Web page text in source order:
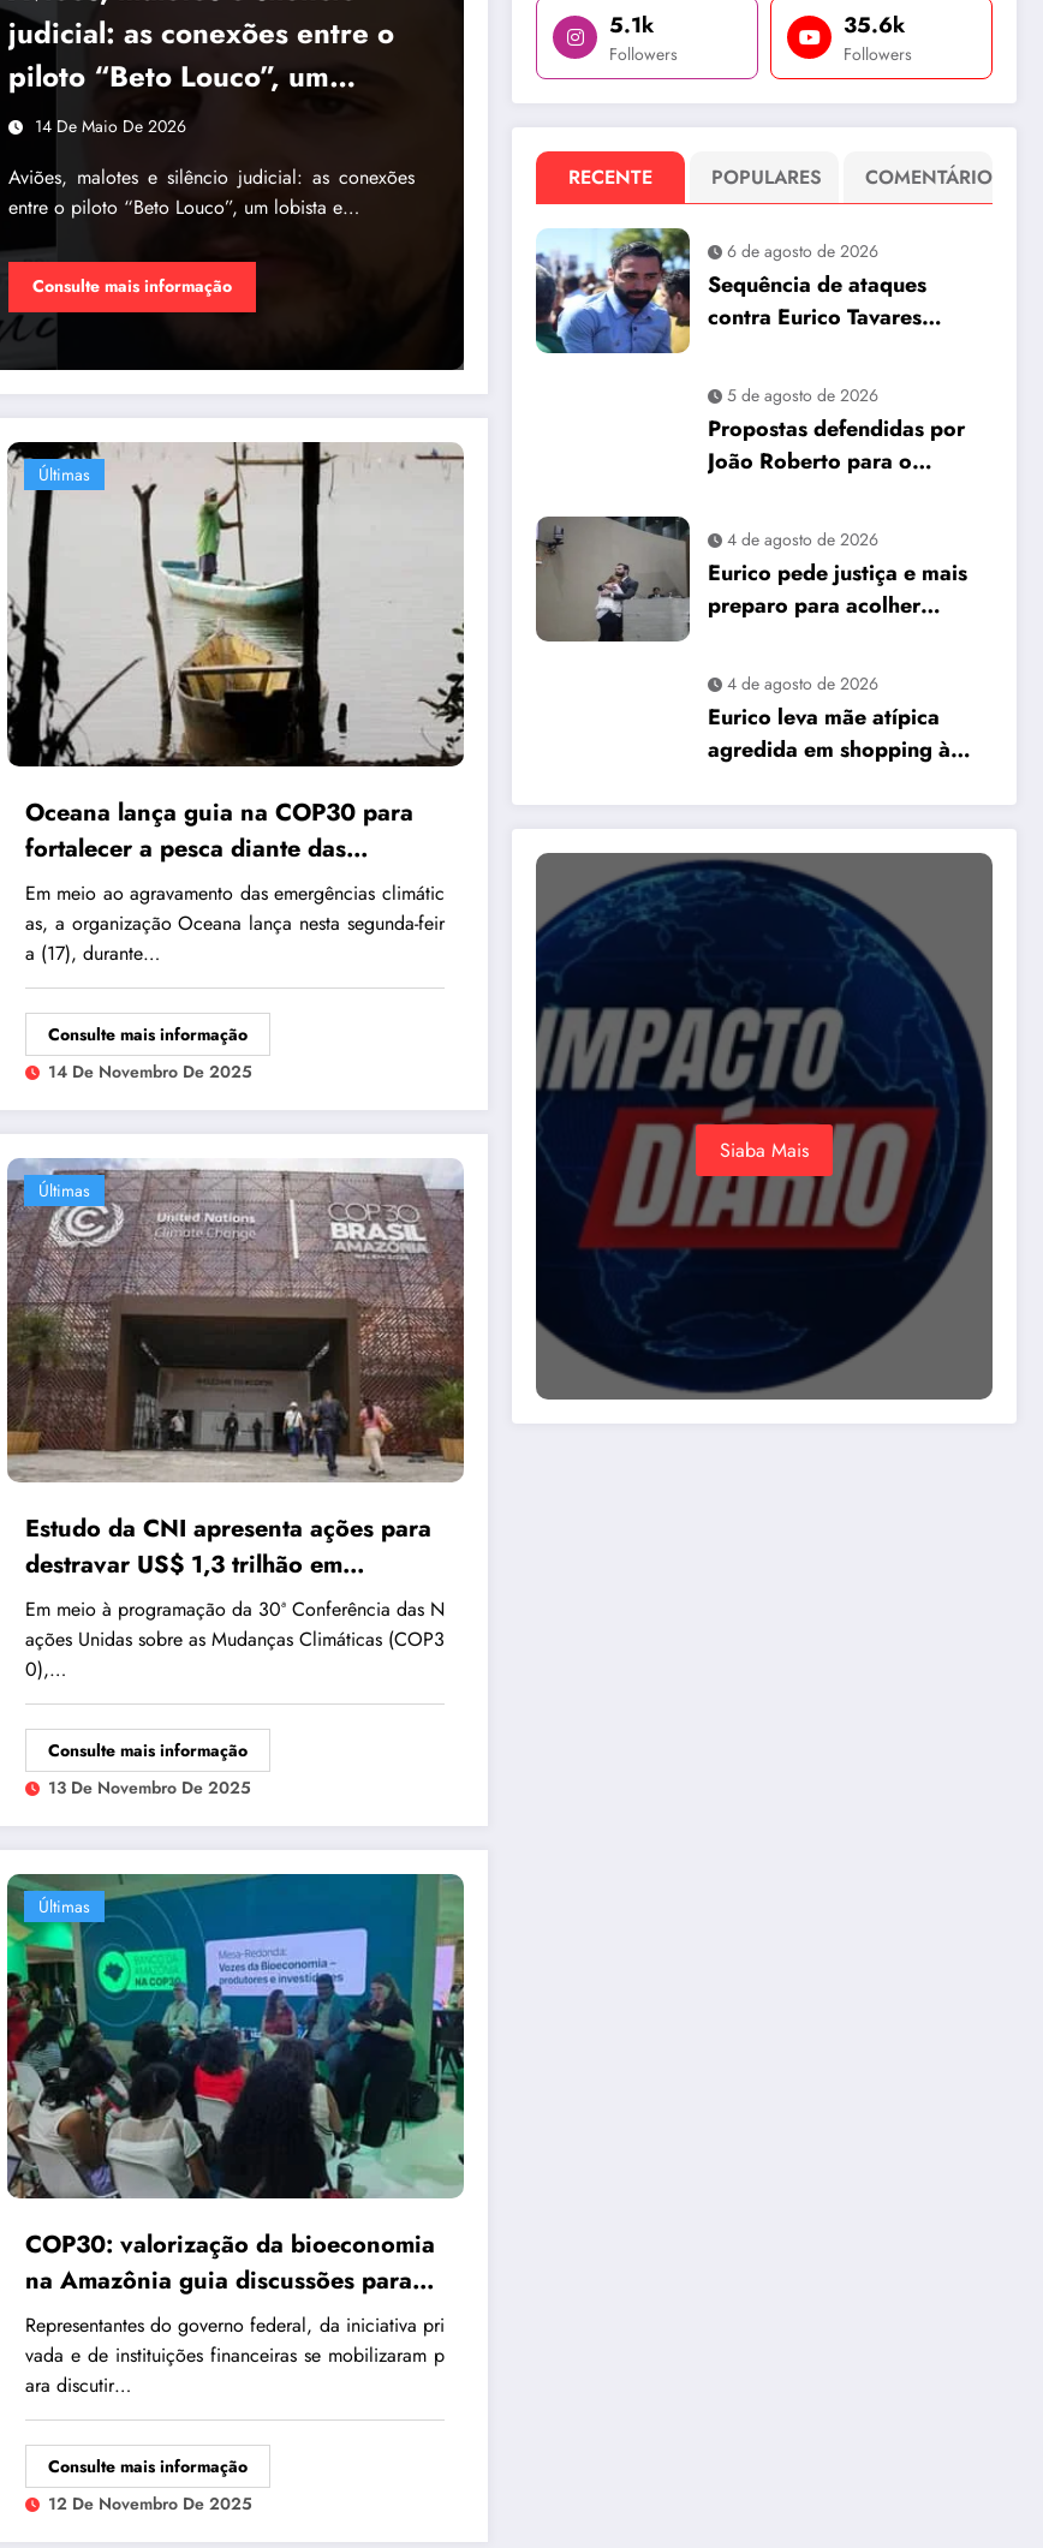
judicial: as conexões entre o
piloto “Beto Louco”, um
lobista e viagens que
incomodam Brasília
14 De Maio De 2026
Aviões, malotes e silêncio judicial: as conexões
entre o piloto “Beto Louco”, um lobista e…
Consulte mais informação
Últimas
Oceana lança guia na COP30 para
fortalecer a pesca diante das
mudanças climáticas
Em meio ao agravamento das emergências climátic
as, a organização Oceana lança nesta segunda-feir
a (17), durante…
Consulte mais informação
14 De Novembro De 2025
Últimas
Estudo da CNI apresenta ações para
destravar US$ 1,3 trilhão em
financiamento climático
Em meio à programação da 30ª Conferência das N
ações Unidas sobre as Mudanças Climáticas (COP3
0),…
Consulte mais informação
13 De Novembro De 2025
Últimas
COP30: valorização da bioeconomia
na Amazônia guia discussões para
fomentar desenvolvimento regional
sustentável
Representantes do governo federal, da iniciativa pri
vada e de instituições financeiras se mobilizaram p
ara discutir…
Consulte mais informação
12 De Novembro De 2025
5.1k
Followers
35.6k
Followers
RECENTE POPULARES COMENTÁRIO
6 de agosto de 2026
Sequência de ataques
contra Eurico Tavares
corrida pela Aleam
5 de agosto de 2026
Propostas defendidas por
João Roberto para o
ao plano de governo de
David Almeida
4 de agosto de 2026
Eurico pede justiça e mais
preparo para acolher
4 de agosto de 2026
Eurico leva mãe atípica
agredida em shopping à
preparo dos
estabelecimentos para
acolher autistas
Siaba Mais